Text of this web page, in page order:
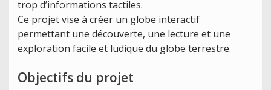
trop d’informations tactiles.
Ce projet vise à créer un globe interactif
permettant une découverte, une lecture et une
exploration facile et ludique du globe terrestre.
Objectifs du projet